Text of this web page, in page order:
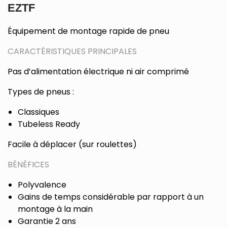
EZTF
Équipement de montage rapide de pneu
CARACTÉRISTIQUES PRINCIPALES
Pas d’alimentation électrique ni air comprimé
Types de pneus :
Classiques
Tubeless Ready
Facile à déplacer (sur roulettes)
BÉNÉFICES
Polyvalence
Gains de temps considérable par rapport à un
montage à la main
Garantie 2 ans